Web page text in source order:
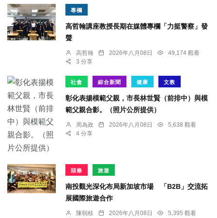
專欄
高哲翰講座教授長期在媒體專欄「力挺警察」發
聲
高哲翰 2026年八月08日
49,174 觀看
3 分享
社會 綜合新聞 健康 文教
彰化表揚模範父親，市長林世賢（前排中）與模
範父親合影。（照片公所提供）
周為政 2026年八月08日
5,638 觀看
4 分享
頭條 旅遊
南投觀光深化布局新加坡市場 「B2B」交流拓
展國際旅遊合作
陳朝枝 2026年八月08日
5,395 觀看